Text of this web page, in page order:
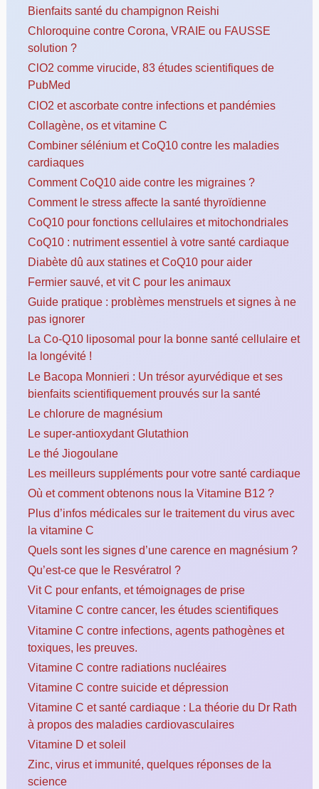
Bienfaits santé du champignon Reishi
Chloroquine contre Corona, VRAIE ou FAUSSE
solution ?
ClO2 comme virucide, 83 études scientifiques de
PubMed
ClO2 et ascorbate contre infections et pandémies
Collagène, os et vitamine C
Combiner sélénium et CoQ10 contre les maladies
cardiaques
Comment CoQ10 aide contre les migraines ?
Comment le stress affecte la santé thyroïdienne
CoQ10 pour fonctions cellulaires et mitochondriales
CoQ10 : nutriment essentiel à votre santé cardiaque
Diabète dû aux statines et CoQ10 pour aider
Fermier sauvé, et vit C pour les animaux
Guide pratique : problèmes menstruels et signes à ne
pas ignorer
La Co-Q10 liposomal pour la bonne santé cellulaire et
la longévité !
Le Bacopa Monnieri : Un trésor ayurvédique et ses
bienfaits scientifiquement prouvés sur la santé
Le chlorure de magnésium
Le super-antioxydant Glutathion
Le thé Jiogoulane
Les meilleurs suppléments pour votre santé cardiaque
Où et comment obtenons nous la Vitamine B12 ?
Plus d’infos médicales sur le traitement du virus avec
la vitamine C
Quels sont les signes d’une carence en magnésium ?
Qu’est-ce que le Resvératrol ?
Vit C pour enfants, et témoignages de prise
Vitamine C contre cancer, les études scientifiques
Vitamine C contre infections, agents pathogènes et
toxiques, les preuves.
Vitamine C contre radiations nucléaires
Vitamine C contre suicide et dépression
Vitamine C et santé cardiaque : La théorie du Dr Rath
à propos des maladies cardiovasculaires
Vitamine D et soleil
Zinc, virus et immunité, quelques réponses de la
science